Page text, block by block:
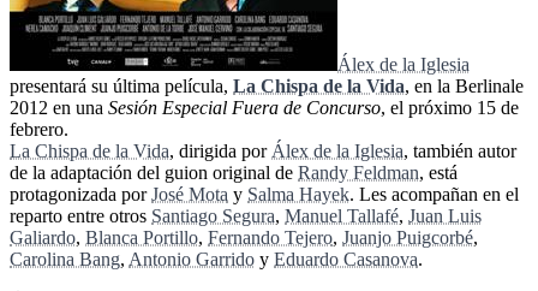
Álex de la Iglesia
presentará su última película, La Chispa de la Vida, en la Berlinale
2012 en una Sesión Especial Fuera de Concurso, el próximo 15 de
febrero.
La Chispa de la Vida, dirigida por Álex de la Iglesia, también autor
de la adaptación del guion original de Randy Feldman, está
protagonizada porJosé Mota y Salma Hayek. Les acompañan en el
reparto entre otros Santiago Segura, Manuel Tallafé, Juan Luis
Galiardo, Blanca Portillo, Fernando Tejero, Juanjo Puigcorbé,
Carolina Bang, Antonio Garrido y Eduardo Casanova.